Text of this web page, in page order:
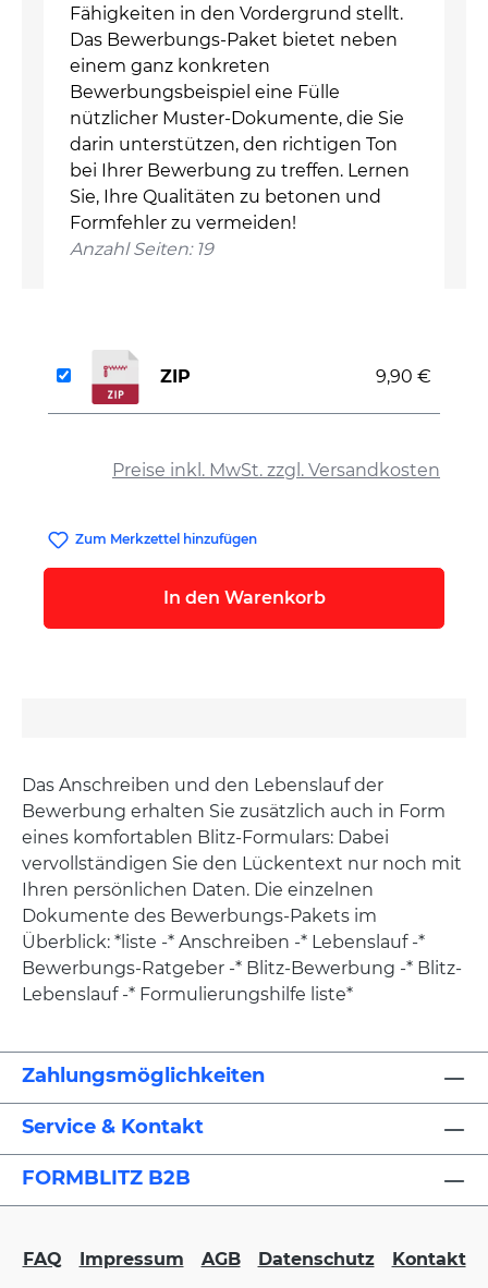
Fähigkeiten in den Vordergrund stellt.
Das Bewerbungs-Paket bietet neben
einem ganz konkreten
Bewerbungsbeispiel eine Fülle
nützlicher Muster-Dokumente, die Sie
darin unterstützen, den richtigen Ton
bei Ihrer Bewerbung zu treffen. Lernen
Sie, Ihre Qualitäten zu betonen und
Formfehler zu vermeiden!
Anzahl Seiten: 19
Preise inkl. MwSt. zzgl. Versandkosten
ZIP 9,90 €
Zum Merkzettel hinzufügen
In den Warenkorb
Das Anschreiben und den Lebenslauf der
Bewerbung erhalten Sie zusätzlich auch in Form
eines komfortablen Blitz-Formulars: Dabei
vervollständigen Sie den Lückentext nur noch mit
Ihren persönlichen Daten. Die einzelnen
Dokumente des Bewerbungs-Pakets im
Überblick: *liste -* Anschreiben -* Lebenslauf -*
Bewerbungs-Ratgeber -* Blitz-Bewerbung -* Blitz-
Lebenslauf -* Formulierungshilfe liste*
Zahlungsmöglichkeiten
Service & Kontakt
FORMBLITZ B2B
FAQ Impressum AGB Datenschutz Kontakt